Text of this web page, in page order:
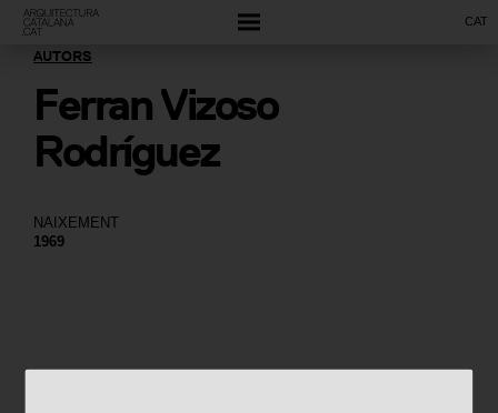
CAT
NAIXEMENT
1969
AUTORS
Ferran Vizoso
Rodríguez